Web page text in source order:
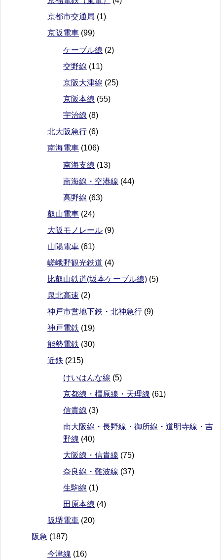
京都市交通局 (1)
京阪電車 (99)
ケーブル線 (2)
交野線 (11)
京阪大津線 (25)
京阪本線 (55)
宇治線 (8)
北大阪急行 (6)
南海電車 (106)
南海支線 (13)
南海線・空港線 (44)
高野線 (63)
叡山電車 (24)
大阪モノレール (9)
山陽電車 (61)
嵯峨野観光鉄道 (4)
比叡山鉄道(坂本ケーブル線) (5)
泉北高速 (2)
神戸市営地下鉄・北神急行 (9)
神戸電鉄 (19)
能勢電鉄 (30)
近鉄 (215)
けいはんな線 (5)
京都線・橿原線・天理線 (61)
信貴線 (3)
南大阪線・長野線・御所線・道明寺線・吉
野線 (40)
大阪線・信貴線 (75)
奈良線・難波線 (37)
生駒線 (1)
田原本線 (4)
阪堺電車 (20)
阪急 (187)
今津線 (16)